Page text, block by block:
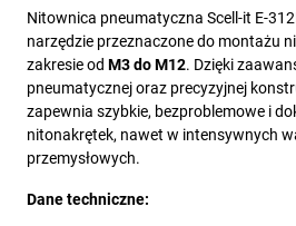
Nitownica pneumatyczna Scell-it E-
narzędzie przeznaczone do montażu
zakresie od M3 do M12. Dzięki
pneumatycznej oraz precyzyjnej
zapewnia szybkie, bezproblemowe i
nitonakrętek, nawet w intensywnych
przemysłowych.
Dane techniczne: